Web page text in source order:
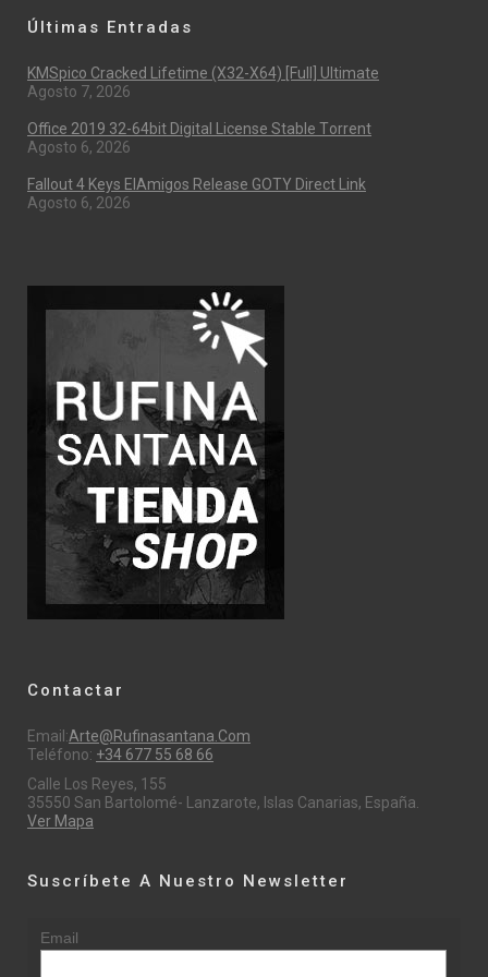
Últimas Entradas
KMSpico Cracked Lifetime (x32-X64) [Full] Ultimate
Agosto 7, 2026
Office 2019 32-64bit Digital License Stable Tоrrеnt
Agosto 6, 2026
Fallout 4 Keys ElAmigos Release GOTY Direct Link
Agosto 6, 2026
Contactar
Email:Arte@rufinasantana.com
Teléfono: +34 677 55 68 66
Calle Los Reyes, 155
35550 San Bartolomé- Lanzarote, Islas Canarias, España.
Ver Mapa
Suscríbete A Nuestro Newsletter
Email